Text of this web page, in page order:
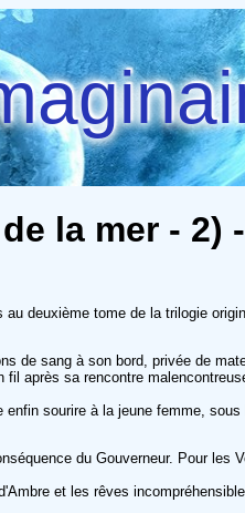
la mer - 2)
deuxième tome de la trilogie
de sang à son bord, privée de
après sa rencontre
sourire à la jeune femme,
du Gouverneur. Pour
et les rêves